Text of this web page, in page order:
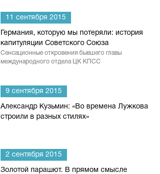
11 сентября 2015
Германия, которую мы потеряли: история
капитуляции Советского Союза
Сенсационные откровения бывшего главы
международного отдела ЦК КПСС
9 сентября 2015
Александр Кузьмин: «Во времена Лужкова
строили в разных стилях»
2 сентября 2015
Золотой парашют. В прямом смысле